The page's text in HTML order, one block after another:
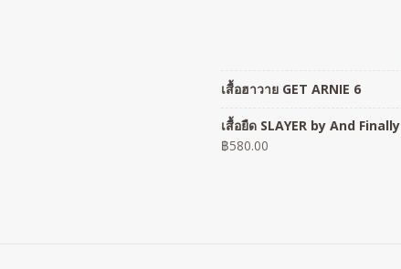
เสื้อฮาวาย GET ARNIE 6
เสื้อยืด SLAYER by And Finally
฿580.00